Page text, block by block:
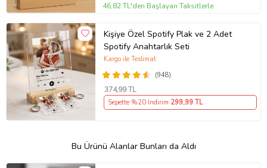
46,82 TL'den Başlayan Taksitlerle
Kişiye Özel Spotify Plak ve 2 Adet
Spotify Anahtarlık Seti
(948)
Kargo ile Teslimat
374,99 TL
Sepette %20 İndirim 299,99 TL
Bu Ürünü Alanlar Bunları da Aldı